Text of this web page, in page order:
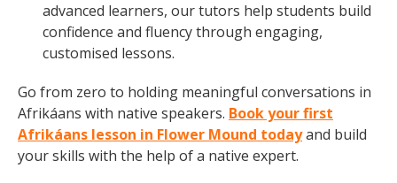
advanced learners, our tutors help students build
confidence and fluency through engaging,
customised lessons.
Go from zero to holding meaningful conversations in
Afrikáans with native speakers. Book your first
Afrikáans lesson in Flower Mound todayand build
your skills with the help of a native expert.